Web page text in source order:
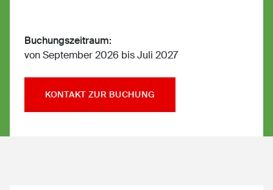
Buchungszeitraum:
von September 2026 bis Juli 2027
KONTAKT ZUR BUCHUNG